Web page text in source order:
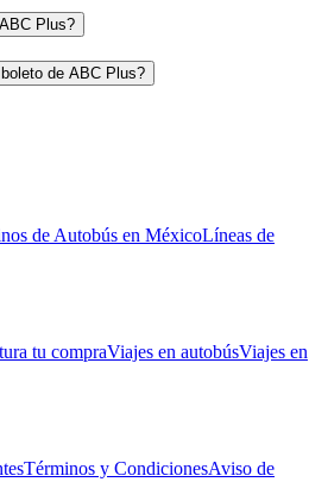
Plus?
de ABC Plus?
de Autobús en MéxicoLíneas de
tu compraViajes en autobúsViajes en
Términos y CondicionesAviso de